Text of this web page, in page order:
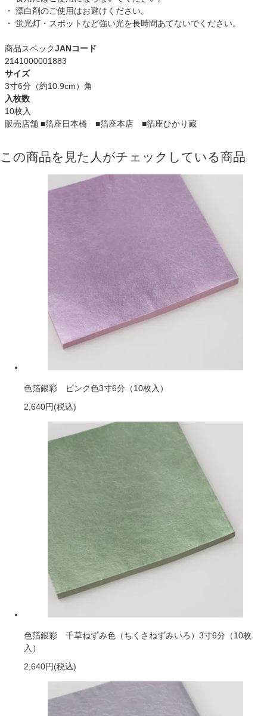
・ 漂白剤のご使用はお避けください。
・ 蛍光灯・スポットなど強い光を長時間あてないでください。
商品スペックJANコード
2141000001883
サイズ
3寸6分（約10.9cm）角
入枚数
10枚入
販売店舗 ■箔座日本橋 ■箔座本店 ■箔座ひかり藏
この商品を見た人がチェックしている商品
色箔銀彩 ピンク色3寸6分（10枚入）
2,640円(税込)
色箔銀彩 千草ねずみ色（ちくさねずみいろ）3寸6分（10枚
入）
2,640円(税込)